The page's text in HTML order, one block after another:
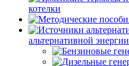
котелки
альтернативной энергии